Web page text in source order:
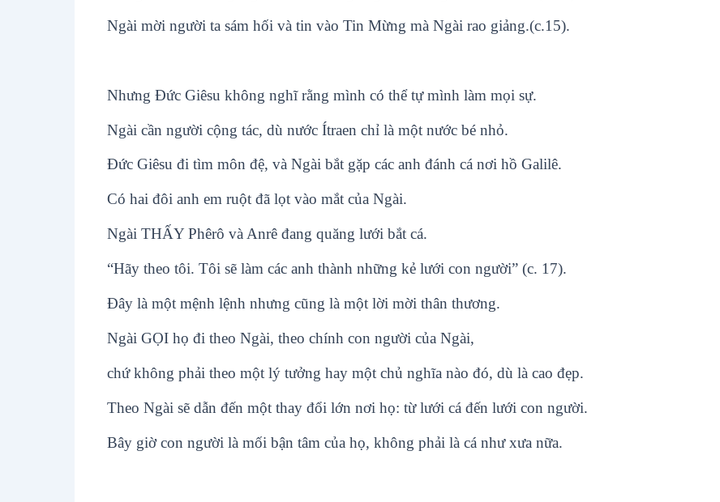
Ngài mời người ta sám hối và tin vào Tin Mừng mà Ngài rao giảng.(c.15).
Nhưng Đức Giêsu không nghĩ rằng mình có thể tự mình làm mọi sự.
Ngài cần người cộng tác, dù nước Ítraen chỉ là một nước bé nhỏ.
Đức Giêsu đi tìm môn đệ, và Ngài bắt gặp các anh đánh cá nơi hồ Galilê.
Có hai đôi anh em ruột đã lọt vào mắt của Ngài.
Ngài THẤY Phêrô và Anrê đang quăng lưới bắt cá.
“Hãy theo tôi. Tôi sẽ làm các anh thành những kẻ lưới con người” (c. 17).
Đây là một mệnh lệnh nhưng cũng là một lời mời thân thương.
Ngài GỌI họ đi theo Ngài, theo chính con người của Ngài,
chứ không phải theo một lý tưởng hay một chủ nghĩa nào đó, dù là cao đẹp.
Theo Ngài sẽ dẫn đến một thay đổi lớn nơi họ: từ lưới cá đến lưới con người.
Bây giờ con người là mối bận tâm của họ, không phải là cá như xưa nữa.